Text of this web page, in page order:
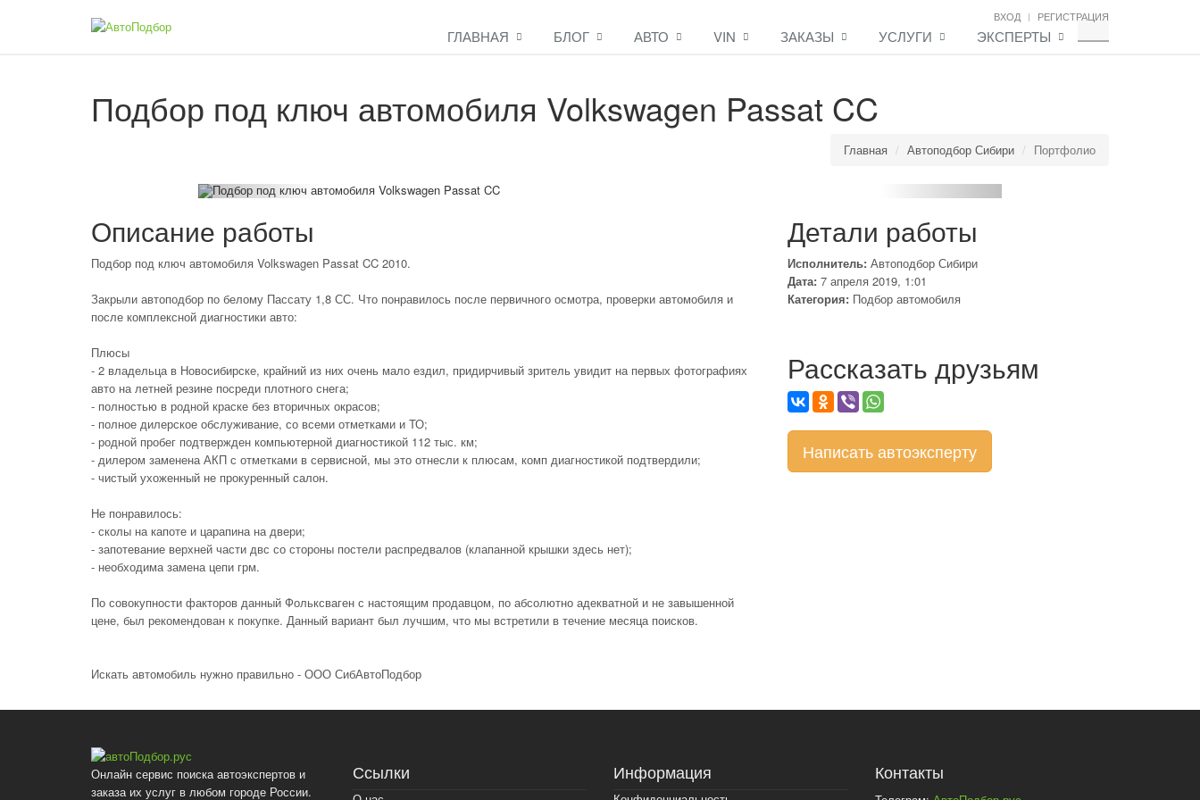
ВХОД РЕГИСТРАЦИЯ
ГЛАВНАЯ БЛОГ АВТО VIN ЗАКАЗЫ УСЛУГИ ЭКСПЕРТЫ
Подбор под ключ автомобиля Volkswagen Passat CC
Главная Автоподбор Сибири Портфолио
Описание работы
Подбор под ключ автомобиля Volkswagen Passat CC 2010.
Закрыли автоподбор по белому Пассату 1,8 СС. Что понравилось после первичного осмотра, проверки автомобиля и
после комплексной диагностики авто:
Плюсы
- 2 владельца в Новосибирске, крайний из них очень мало ездил, придирчивый зритель увидит на первых фотографиях
авто на летней резине посреди плотного снега;
- полностью в родной краске без вторичных окрасов;
- полное дилерское обслуживание, со всеми отметками и ТО;
- родной пробег подтвержден компьютерной диагностикой 112 тыс. км;
- дилером заменена АКП с отметками в сервисной, мы это отнесли к плюсам, комп диагностикой подтвердили;
- чистый ухоженный не прокуренный салон.
Не понравилось:
- сколы на капоте и царапина на двери;
- запотевание верхней части двс со стороны постели распредвалов (клапанной крышки здесь нет);
- необходима замена цепи грм.
По совокупности факторов данный Фольксваген с настоящим продавцом, по абсолютно адекватной и не завышенной
цене, был рекомендован к покупке. Данный вариант был лучшим, что мы встретили в течение месяца поисков.
Искать автомобиль нужно правильно - ООО СибАвтоПодбор
Детали работы
Исполнитель: Автоподбор Сибири
Дата: 7 апреля 2019, 1:01
Категория: Подбор автомобиля
Рассказать друзьям
Написать автоэксперту
Онлайн сервис поиска автоэкспертов и
заказа их услуг в любом городе России.
Ссылки Информация Контакты